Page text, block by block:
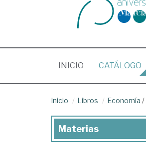
INICIO (CURRENT)
CATÁLOGO
Inicio Libros Economía /
Materias